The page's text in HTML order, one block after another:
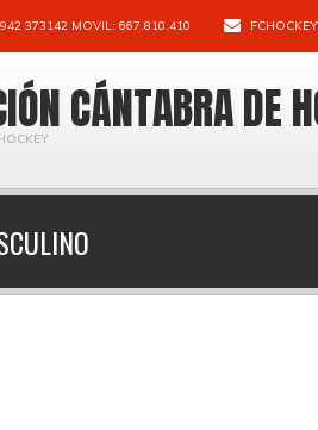
373142 MOVIL: 667.810.410
CÁNTABRA DE